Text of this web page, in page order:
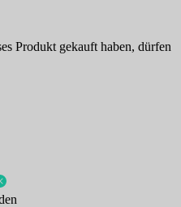
Produkt gekauft haben, dürfen